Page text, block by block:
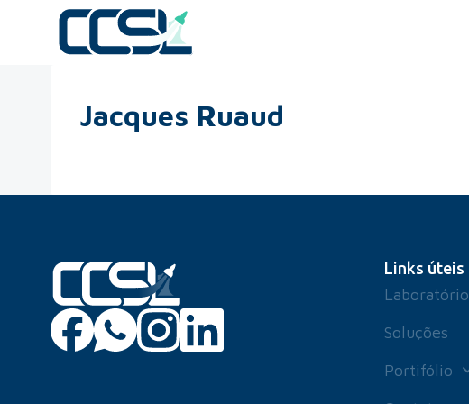
Jacques Ruaud
Links úteis
Laboratório
Soluções
Portifólio